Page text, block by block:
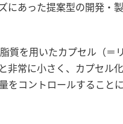
にあった提案型の開発・
を用いたカプセル（＝
非常に小さく、カプセル
をコントロールすること